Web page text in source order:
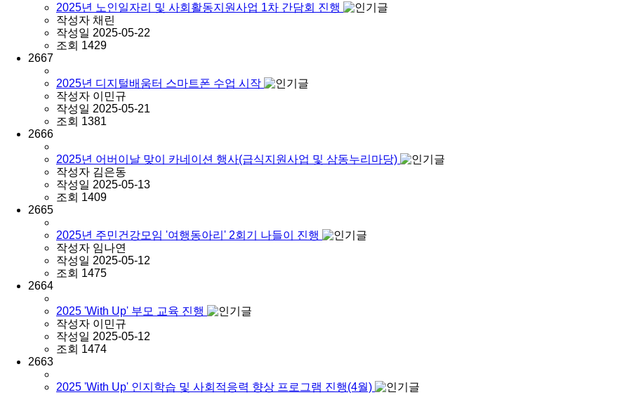
2025년 노인일자리 및 사회활동지원사업 1차 간담회 진행
작성자 채린
작성일 2025-05-22
조회 1429
2667
2025년 디지털배움터 스마트폰 수업 시작
작성자 이민규
작성일 2025-05-21
조회 1381
2666
2025년 어버이날 맞이 카네이션 행사(급식지원사업 및 삼동누리마당)
작성자 김은동
작성일 2025-05-13
조회 1409
2665
2025년 주민건강모임 '여행동아리' 2회기 나들이 진행
작성자 임나연
작성일 2025-05-12
조회 1475
2664
2025 'With Up' 부모 교육 진행
작성자 이민규
작성일 2025-05-12
조회 1474
2663
2025 'With Up' 인지학습 및 사회적응력 향상 프로그램 진행(4월)